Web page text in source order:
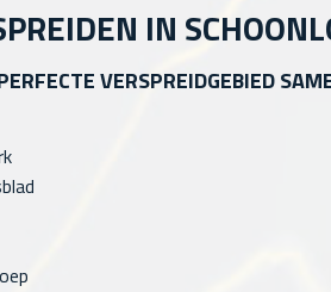
IN
VERSPREIDGEBIED